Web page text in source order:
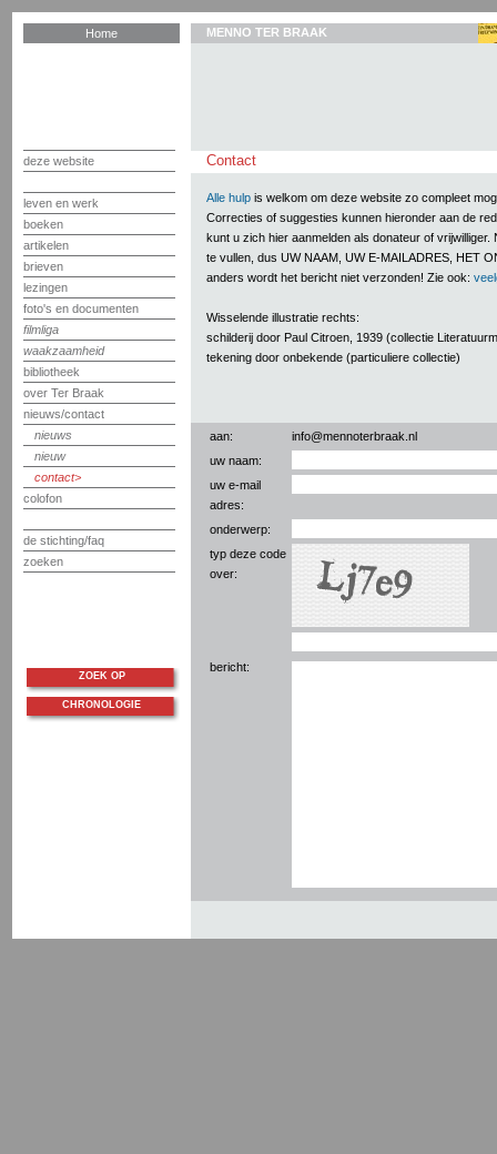
Home
deze website
leven en werk
boeken
artikelen
brieven
lezingen
foto's en documenten
filmliga
waakzaamheid
bibliotheek
over Ter Braak
nieuws/contact
nieuws
nieuw
contact
colofon
de stichting/faq
zoeken
MENNO TER BRAAK
Contact
Alle hulp is welkom om deze website zo compleet
Correcties of suggesties kunnen hieronder aan de
kunt u zich hier aanmelden als donateur of vrijwilliger.
te vullen, dus UW NAAM, UW E-MAILADRES, HET
anders wordt het bericht niet verzonden! Zie ook:
Wisselende illustratie rechts:
schilderij door Paul Citroen, 1939 (collectie
tekening door onbekende (particuliere collectie)
aan:
info@mennoterbraak.nl
uw naam:
uw e-mail
adres:
onderwerp:
typ deze code
over:
bericht:
ZOEK OP
CHRONOLOGIE